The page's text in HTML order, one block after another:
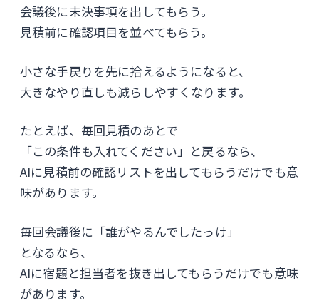
会議後に未決事項を出してもらう。
見積前に確認項目を並べてもらう。
小さな手戻りを先に拾えるようになると、
大きなやり直しも減らしやすくなります。
たとえば、毎回見積のあとで
「この条件も入れてください」と戻るなら、
AIに見積前の確認リストを出してもらうだけでも意
味があります。
毎回会議後に「誰がやるんでしたっけ」
となるなら、
AIに宿題と担当者を抜き出してもらうだけでも意味
があります。